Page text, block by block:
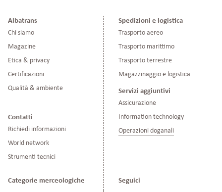
Albatrans
Chi siamo
Magazine
Etica & privacy
Certificazioni
Qualità & ambiente
Contatti
Richiedi informazioni
World network
Strumenti tecnici
Spedizioni e logistica
Trasporto aereo
Trasporto marittimo
Trasporto terrestre
Magazzinaggio e logistica
Servizi aggiuntivi
Assicurazione
Information technology
Operazioni doganali
Categorie merceologiche
Seguici